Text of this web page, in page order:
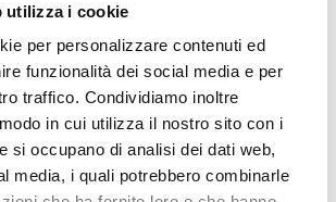
utilizza i cookie
per personalizzare contenuti ed
funzionalità dei social media e per
traffico. Condividiamo inoltre
in cui utilizza il nostro sito con i
si occupano di analisi dei dati web,
media, i quali potrebbero combinarle
da un temporale, è consigliabile:
di quota
alberi, dalle croci di vetta e dalle
pianeggiante e porsi in posizione